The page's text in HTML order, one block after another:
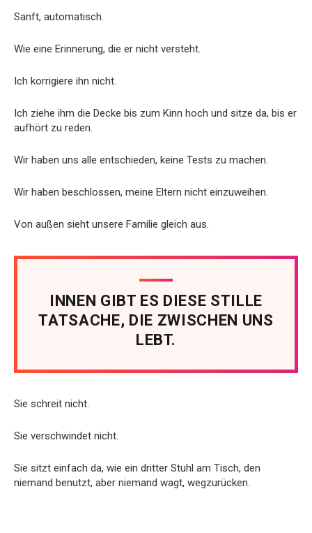
Sanft, automatisch.
Wie eine Erinnerung, die er nicht versteht.
Ich korrigiere ihn nicht.
Ich ziehe ihm die Decke bis zum Kinn hoch und sitze da, bis er
aufhört zu reden.
Wir haben uns alle entschieden, keine Tests zu machen.
Wir haben beschlossen, meine Eltern nicht einzuweihen.
Von außen sieht unsere Familie gleich aus.
INNEN GIBT ES DIESE STILLE
TATSACHE, DIE ZWISCHEN UNS
LEBT.
Sie schreit nicht.
Sie verschwindet nicht.
Sie sitzt einfach da, wie ein dritter Stuhl am Tisch, den
niemand benutzt, aber niemand wagt, wegzurücken.